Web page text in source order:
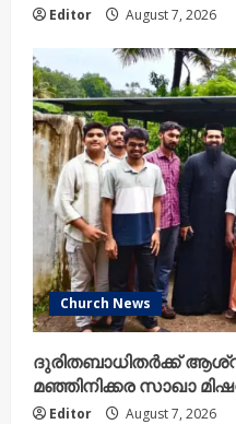
Editor August 7, 2026
Church News
ദുരിതബാധിതർക്ക്
മഞ്ഞിനിക്കര സാഖാ
Editor August 7, 2026